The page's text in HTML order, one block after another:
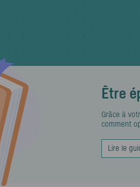
Être
Grâce à
comment
Lire le